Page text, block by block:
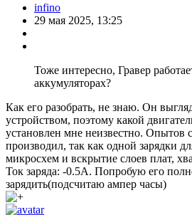
infino
29 мая 2025, 13:25
Тоже интересно, Гравер
аккумуляторах?
Как его разобрать, не знаю. Он
устройством, поэтому какой
установлен мне неизвестно. Опытов
производил, так как одной зарядки
микросхем и вскрытие слоев плат,
Ток заряда: -0.5А. Попробую его
зарядить(подсчитаю ампер часы)